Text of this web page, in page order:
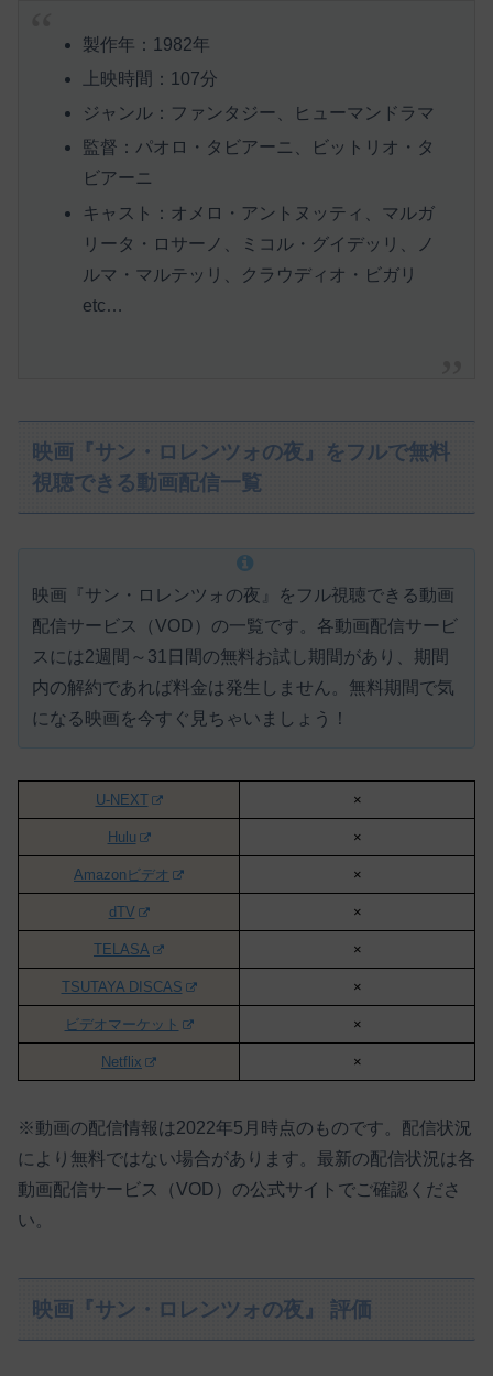
製作年：1982年
上映時間：107分
ジャンル：ファンタジー、ヒューマンドラマ
監督：パオロ・タビアーニ、ビットリオ・タ
ビアーニ
キャスト：オメロ・アントヌッティ、マルガ
リータ・ロサーノ、ミコル・グイデッリ、ノ
ルマ・マルテッリ、クラウディオ・ビガリ
etc…
映画『サン・ロレンツォの夜』をフルで無料
視聴できる動画配信一覧
映画『サン・ロレンツォの夜』をフル視聴できる動画
配信サービス（VOD）の一覧です。各動画配信サービ
スには2週間～31日間の無料お試し期間があり、期間
内の解約であれば料金は発生しません。 無料期間で気
になる映画を今すぐ見ちゃいましょう！
U-NEXT ×
Hulu ×
Amazonビデオ ×
dTV ×
TELASA ×
TSUTAYA DISCAS ×
ビデオマーケット ×
Netflix ×
※動画の配信情報は2022年5月時点のものです。配信状況
により無料ではない場合があります。最新の配信状況は各
動画配信サービス（VOD）の公式サイトでご確認くださ
い。
映画『サン・ロレンツォの夜』 評価